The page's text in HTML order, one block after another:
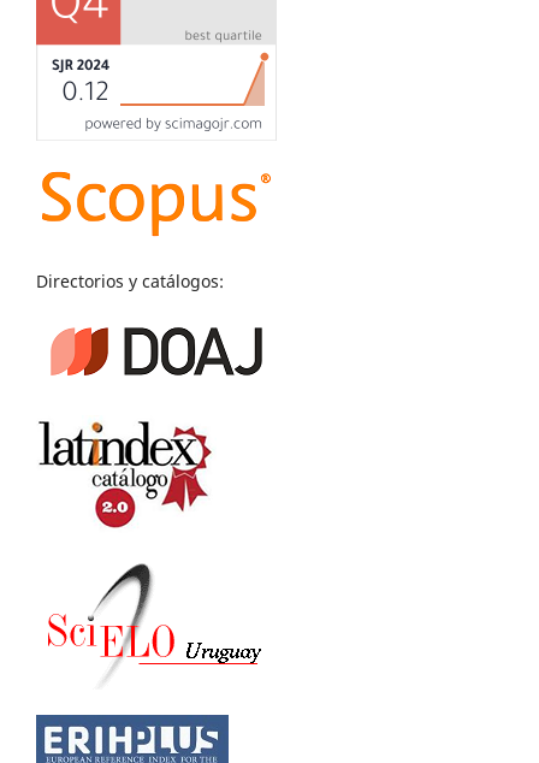
Directorios y catálogos: